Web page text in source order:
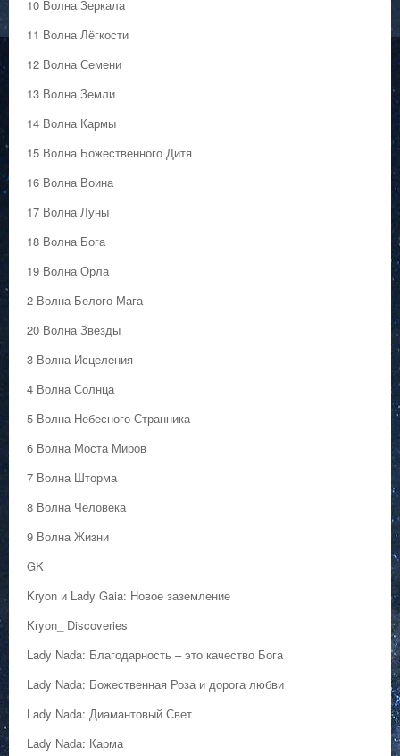
10 Волна Зеркала
11 Волна Лёгкости
12 Волна Семени
13 Волна Земли
14 Волна Кармы
15 Волна Божественного Дитя
16 Волна Воина
17 Волна Луны
18 Волна Бога
19 Волна Орла
2 Волна Белого Мага
20 Волна Звезды
3 Волна Исцеления
4 Волна Солнца
5 Волна Небесного Странника
6 Волна Моста Миров
7 Волна Шторма
8 Волна Человека
9 Волна Жизни
GK
Kryon и Lady Gaia: Новое заземление
Kryon_ Discoveries
Lady Nada: Благодарность – это качество Бога
Lady Nada: Божественная Роза и дорога любви
Lady Nada: Диамантовый Свет
Lady Nada: Карма